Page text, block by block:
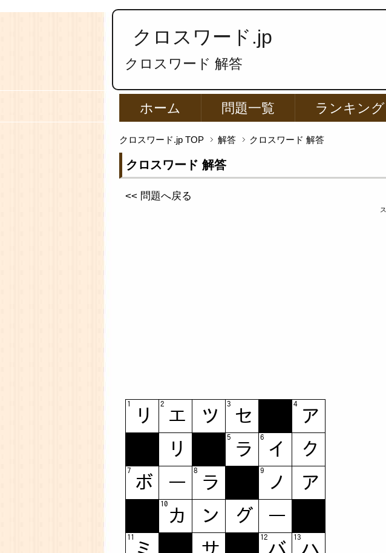
クロスワード.jp
クロスワード 解答
ホーム 問題一覧 ランキング
クロスワード.jp TOP 解答 クロスワード 解答
クロスワード 解答
<< 問題へ戻る